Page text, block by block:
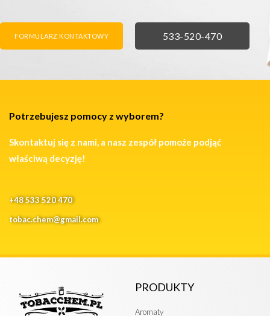
FORMULARZ KONTAKTOWY 533-520-470
Potrzebujesz pomocy z wyborem?
Skontaktuj się z nami, a nasz zespół pomoże podjąć
właściwą decyzję!
+48 533 520 470
tobac.chem@gmail.com
PRODUKTY
Aromaty